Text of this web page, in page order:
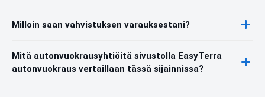
Milloin saan vahvistuksen varauksestani?
Mitä autonvuokrausyhtiöitä sivustolla EasyTerra
autonvuokraus vertaillaan tässä sijainnissa?